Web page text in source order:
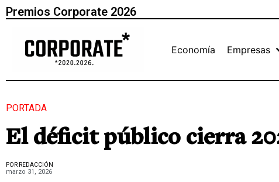
Premios Corporate 2026
Economía Empresas
PORTADA
El déficit público cierra
POR REDACCIÓN
marzo 31, 2026